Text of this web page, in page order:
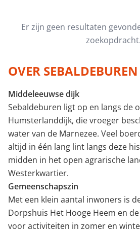
Minimale gebruiksoppervlakte (m²)
Minimaal aantal kamers
Er zijn geen resultaten
zoekopdracht.
OVER SEBALDEBUREN
Middeleeuwse dijk
Sebaldeburen ligt op en langs de
Humsterlanddijk, die vroeger
water van de Marnezee. Veel
altijd in één lang lint langs deze
midden in het open agrarische
Westerkwartier.
Gemeenschapszin
Met een klein aantal inwoners is
Dorpshuis Het Hooge Heem en
voor activiteiten in zomer en